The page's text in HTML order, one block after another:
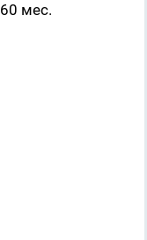
60 мес.